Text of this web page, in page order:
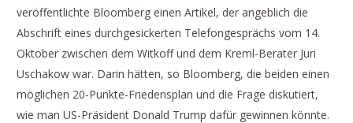
veröffentlichte Bloomberg einen Artikel, der angeblich die
Abschrift eines durchgesickerten Telefongesprächs vom 14.
Oktober zwischen dem Witkoff und dem Kreml-Berater Juri
Uschakow war. Darin hätten, so Bloomberg, die beiden einen
möglichen 20-Punkte-Friedensplan und die Frage diskutiert,
wie man US-Präsident Donald Trump dafür gewinnen könnte.